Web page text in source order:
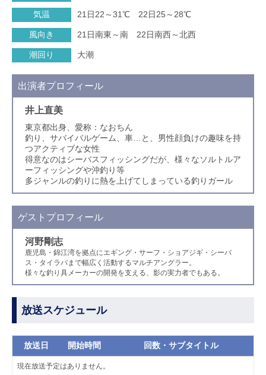
気温 21日22～31℃ 22日25～28℃
風向き 21日南東～南 22日南西～北西
潮回り 大潮
出演者プロフィール
井上直美
東京都出身、愛称：なおちん
釣り、サバイバルゲーム、車…と、男性顔負けの趣味を持
つアクティブな女性
得意なのはシーバスフィッシングだが、様々なソルトルア
ーフィッシングや沖釣り等
多ジャンルの釣りに熱を上げてしまっている釣りガール
ゲストプロフィール
河野剛志
鹿児島・錦江湾を拠点にエギング・サーフ・ショアジギ・シーバ
ス・タイラバまで幅広く活動するマルチアングラー。
様々な釣り具メーカーの開発を支える、影の実力者でもある。
放送スケジュール
放送日 開始時間 回数・サブタイトル
現在放送予定はありません。